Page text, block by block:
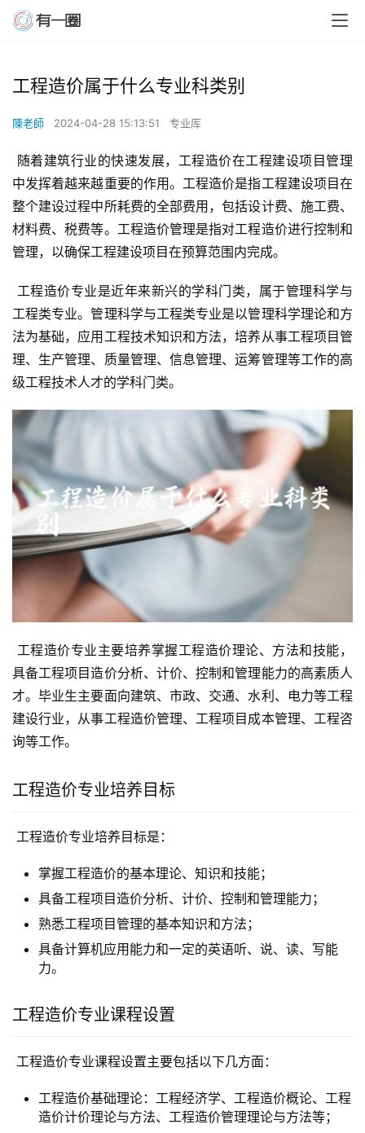
工程造价属于什么专业科类别
陳老師 2024-04-28 15:13:51 专业库
中发挥着越来越重要的作用。工程造价是指工程建设项目在
整个建设过程中所耗费的全部费用，包括设计费、施工费、
材料费、税费等。工程造价管理是指对工程造价进行控制和
管理，以确保工程建设项目在预算范围内完成。
工程类专业。管理科学与工程类专业是以管理科学理论和方
法为基础，应用工程技术知识和方法，培养从事工程项目管
理、生产管理、质量管理、信息管理、运筹管理等工作的高
级工程技术人才的学科门类。
具备工程项目造价分析、计价、控制和管理能力的高素质人
才。毕业生主要面向建筑、市政、交通、水利、电力等工程
建设行业，从事工程造价管理、工程项目成本管理、工程咨
询等工作。
工程造价专业培养目标
工程造价专业培养目标是：
掌握工程造价的基本理论、知识和技能；
具备工程项目造价分析、计价、控制和管理能力；
熟悉工程项目管理的基本知识和方法；
具备计算机应用能力和一定的英语听、说、读、写能
力。
工程造价专业课程设置
工程造价专业课程设置主要包括以下几方面：
工程造价基础理论：工程经济学、工程造价概论、工程
造价计价理论与方法、工程造价管理理论与方法等；